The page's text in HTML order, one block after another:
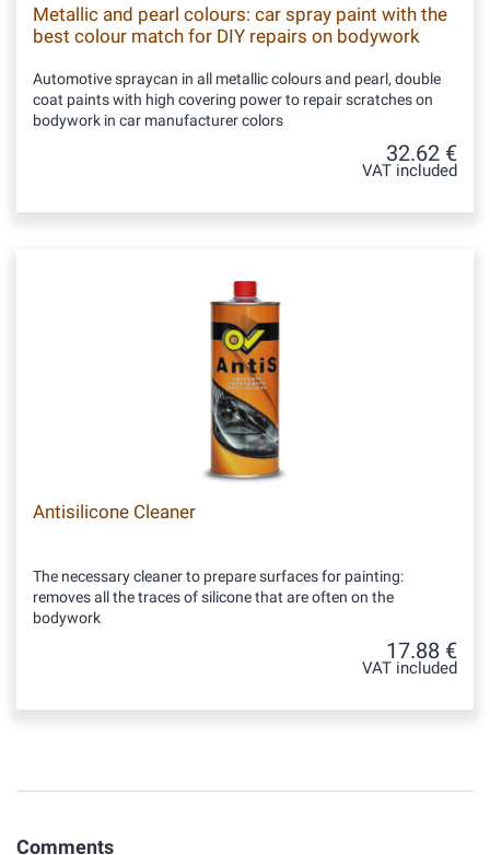
Metallic and pearl colours: car spray paint with the
best colour match for DIY repairs on bodywork
Automotive spraycan in all metallic colours and pearl, double
coat paints with high covering power to repair scratches on
bodywork in car manufacturer colors
32.62 €
VAT included
Antisilicone Cleaner
The necessary cleaner to prepare surfaces for painting:
removes all the traces of silicone that are often on the
bodywork
17.88 €
VAT included
Comments